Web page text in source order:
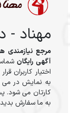
مهناد -
مرجع نیازمندی
آگهی رایگان
اختیار کاربران
به نمایش در می
کارتان می شود.
به ما سفارش بدید